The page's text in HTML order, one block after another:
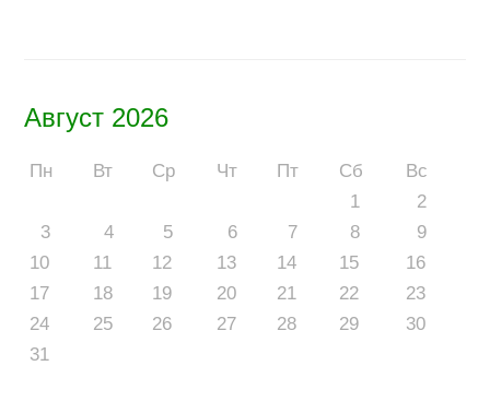
Август 2026
Пн Вт Ср Чт Пт Сб
Вс
1
2
3
4 5 6 7 8
9
10
11 12 13 14 15
16
17
18 19 20 21 22
23
24
25 26 27 28 29
30
31